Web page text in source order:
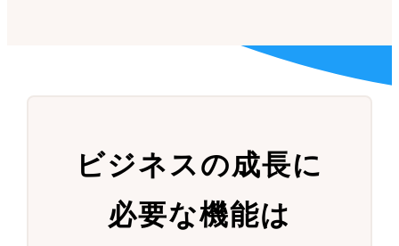
ビジネスの成長に
必要な機能は